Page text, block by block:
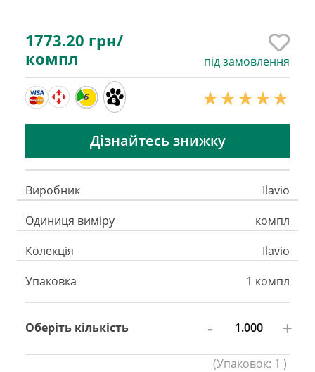
1773.20 грн/
компл
під замовлення
6
Дізнайтесь знижку
Виробник
Ilavio
Одиниця виміру
компл
Колекція
Ilavio
Упаковка
1 компл
Оберіть кількість - +
(Упаковок: 1 )